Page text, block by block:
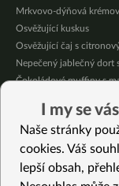
Mrkvovo-dýňová
Osvěžující kuskus
Osvěžující čaj s
Nepečený jablečný dort
Čokoládové muffiny s
Krémová zeleninová
Celozrnná rýže basmati
Vybrané recepty
I my se
Naše stránky
cookies. Váš
lepší obsah,